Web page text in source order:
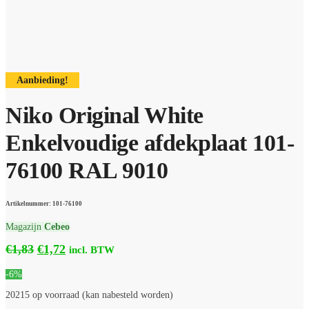
Aanbieding!
Niko Original White
Enkelvoudige afdekplaat 101-
76100 RAL 9010
Artikelnummer: 101-76100
Magazijn Cebeo
€1,83 Oorspronkelijke
€1,83.
€1,72Huidige
€1,72.
incl. BTW
-6%
20215 op voorraad (kan nabesteld worden)